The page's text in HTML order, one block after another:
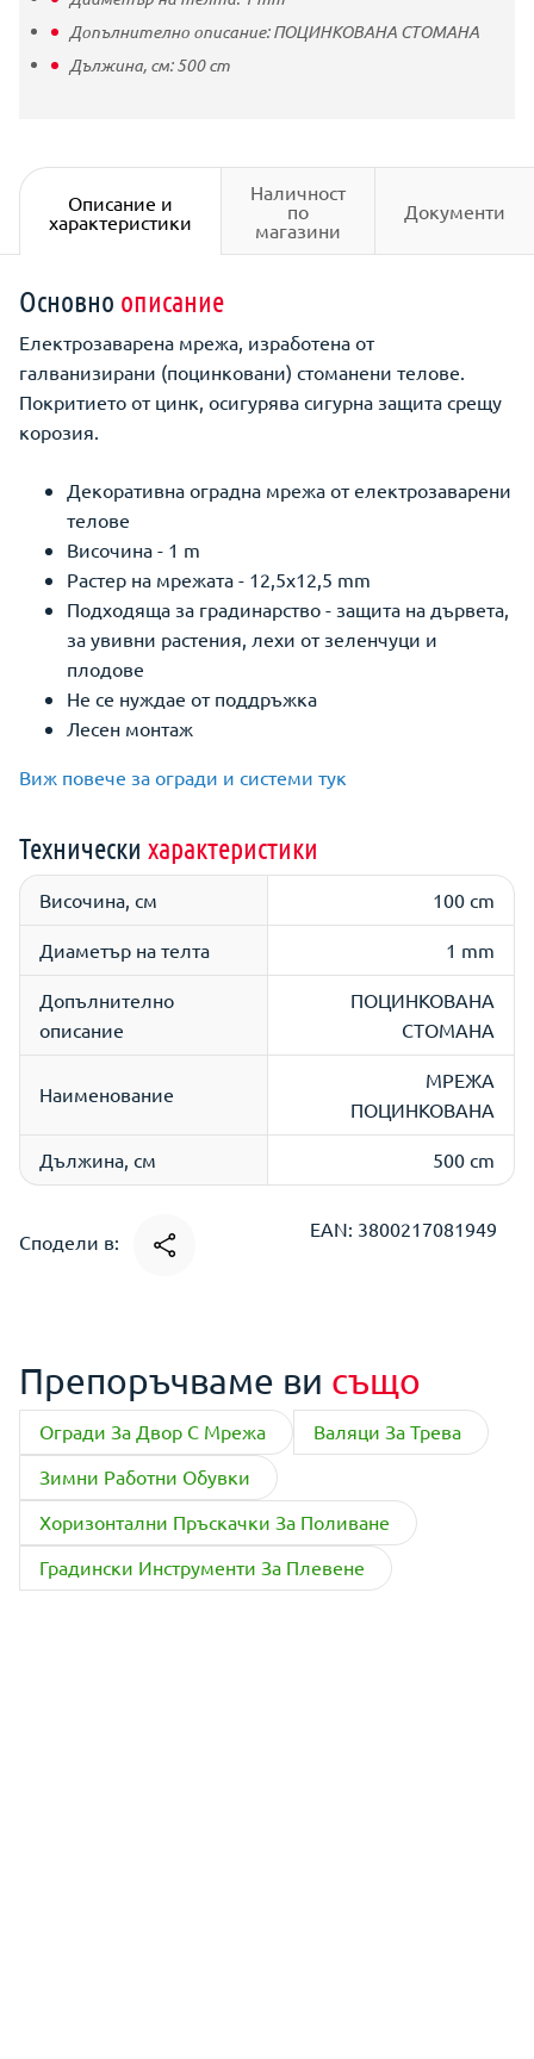
Допълнително описание:ПОЦИНКОВАНА СТОМАНА
Дължина, см:500cm
Описание и
характеристики
Наличност
по
магазини
Документи
Основно описание
Eлектрозаварена мрежа, изработена от
галванизирани (поцинковани) стоманени телове.
Покритието от цинк, осигурява сигурна защита срещу
корозия.
Декоративна оградна мрежа от електрозаварени
телове
Височина - 1 m
Растер на мрежата - 12,5х12,5 mm
Подходяща за градинарство - защита на дървета,
за увивни растения, лехи от зеленчуци и
плодове
Не се нуждае от поддръжка
Лесен монтаж
Виж повече за огради и системи тук
Технически характеристики
Височина, см 100 cm
Диаметър на телта 1 mm
Допълнително
описание
ПОЦИНКОВАНА
СТОМАНА
Наименование
МРЕЖА
ПОЦИНКОВАНА
Дължина, см 500 cm
Сподели в:
EAN: 3800217081949
Препоръчваме ви също
Огради За Двор С Мрежа
Валяци За Трева
Зимни Работни Обувки
Хоризонтални Пръскачки За Поливане
Градински Инструменти За Плевене